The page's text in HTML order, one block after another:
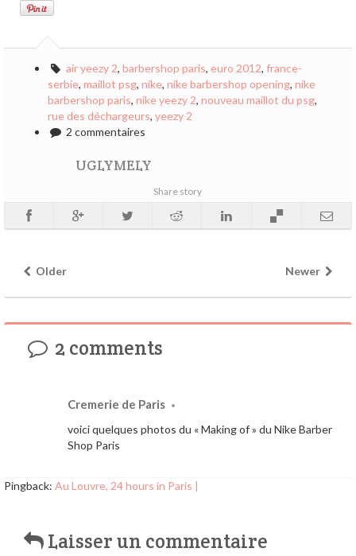
air yeezy 2, barbershop paris, euro 2012, france-
serbie, maillot psg, nike, nike barbershop opening, nike
barbershop paris, nike yeezy 2, nouveau maillot du psg,
rue des déchargeurs, yeezy 2
2 commentaires
UGLYMELY
Share story
Older Newer
2 comments
Cremerie de Paris •
voici quelques photos du « Making of » du Nike Barber
Shop Paris
Pingback: Au Louvre, 24 hours in Paris |
Laisser un commentaire